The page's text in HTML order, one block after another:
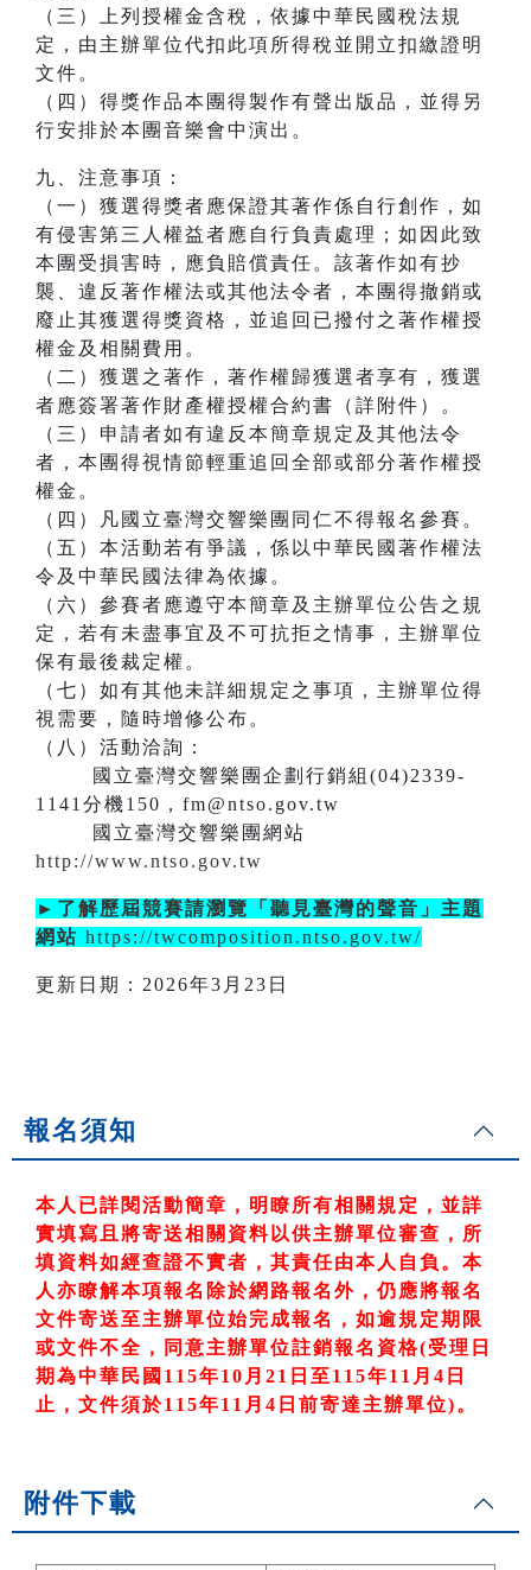
（三）上列授權金含稅，依據中華民國稅法規
定，由主辦單位代扣此項所得稅並開立扣繳證明
文件。
（四）得獎作品本團得製作有聲出版品，並得另
行安排於本團音樂會中演出。
九、注意事項：
（一）獲選得獎者應保證其著作係自行創作，如
有侵害第三人權益者應自行負責處理；如因此致
本團受損害時，應負賠償責任。該著作如有抄
襲、違反著作權法或其他法令者，本團得撤銷或
廢止其獲選得獎資格，並追回已撥付之著作權授
權金及相關費用。
（二）獲選之著作，著作權歸獲選者享有，獲選
者應簽署著作財產權授權合約書（詳附件）。
（三）申請者如有違反本簡章規定及其他法令
者，本團得視情節輕重追回全部或部分著作權授
權金。
（四）凡國立臺灣交響樂團同仁不得報名參賽。
（五）本活動若有爭議，係以中華民國著作權法
令及中華民國法律為依據。
（六）參賽者應遵守本簡章及主辦單位公告之規
定，若有未盡事宜及不可抗拒之情事，主辦單位
保有最後裁定權。
（七）如有其他未詳細規定之事項，主辦單位得
視需要，隨時增修公布。
（八）活動洽詢：
國立臺灣交響樂團企劃行銷組(04)2339-
1141分機150，fm@ntso.gov.tw
國立臺灣交響樂團網站
http://www.ntso.gov.tw
►了解歷屆競賽請瀏覽「聽見臺灣的聲音」主題
網站 https://twcomposition.ntso.gov.tw/
更新日期：2026年3月23日
報名須知
本人已詳閱活動簡章，明瞭所有相關規定，並詳
實填寫且將寄送相關資料以供主辦單位審查，所
填資料如經查證不實者，其責任由本人自負。本
人亦瞭解本項報名除於網路報名外，仍應將報名
文件寄送至主辦單位始完成報名，如逾規定期限
或文件不全，同意主辦單位註銷報名資格(受理日
期為中華民國 115年10 月21 日至115年11 月4 日
止，文件須於115年11 月4 日前寄達主辦單位)。
附件下載